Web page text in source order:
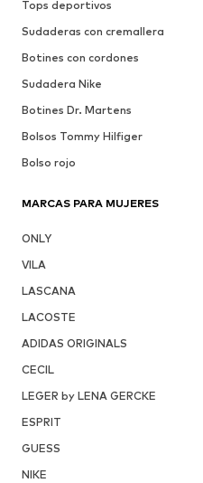
Tops deportivos
Sudaderas con cremallera
Botines con cordones
Sudadera Nike
Botines Dr. Martens
Bolsos Tommy Hilfiger
Bolso rojo
MARCAS PARA MUJERES
ONLY
VILA
LASCANA
LACOSTE
ADIDAS ORIGINALS
CECIL
LEGER by LENA GERCKE
ESPRIT
GUESS
NIKE